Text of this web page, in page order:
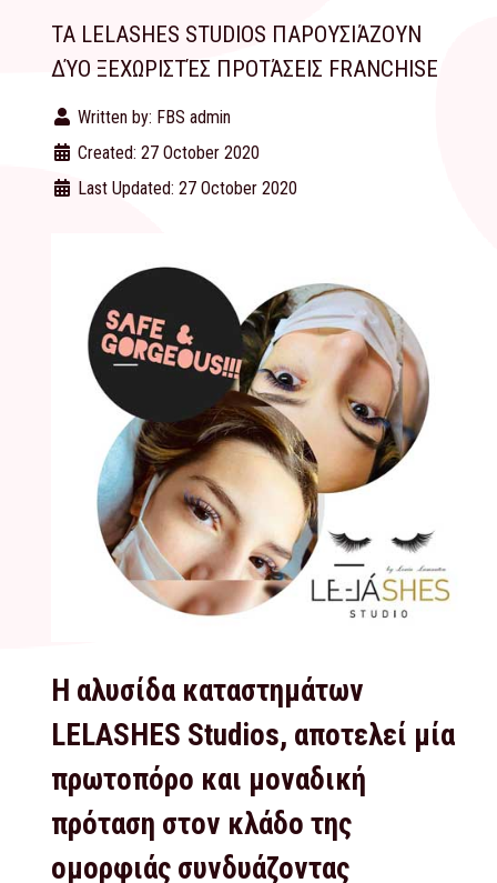
ΤΑ LELASHES STUDIOS ΠΑΡΟΥΣΙΆΖΟΥΝ
ΔΎΟ ΞΕΧΩΡΙΣΤΈΣ ΠΡΟΤΆΣΕΙΣ FRANCHISE
Written by: FBS admin
Created: 27 October 2020
Last Updated: 27 October 2020
Η αλυσίδα καταστημάτων
LELASHES Studios, αποτελεί μία
πρωτοπόρο και μοναδική
πρόταση στον κλάδο της
ομορφιάς συνδυάζοντας